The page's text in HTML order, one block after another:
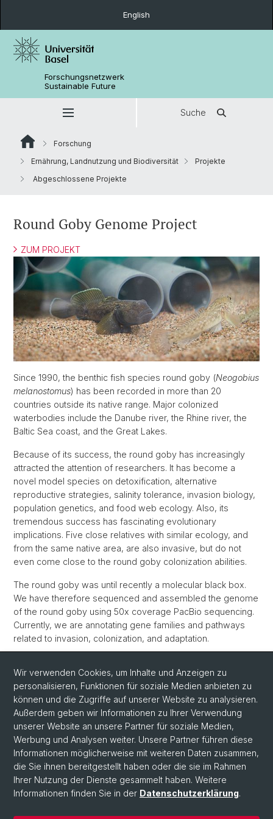
English
Forschungsnetzwerk
Sustainable Future
Suche
Forschung
Ernährung, Landnutzung und Biodiversität
Projekte
Abgeschlossene Projekte
Round Goby Genome Project
ZUM PROJEKT
Since 1990, the benthic fish species round goby (Neogobius
melanostomus) has been recorded in more than 20
countries outside its native range. Major colonized
waterbodies include the Danube river, the Rhine river, the
Baltic Sea coast, and the Great Lakes.
Because of its success, the round goby has increasingly
attracted the attention of researchers. It has become a
novel model species on detoxification, alternative
reproductive strategies, salinity tolerance, invasion biology,
population genetics, and food web ecology. Also, its
tremendous success has fascinating evolutionary
implications. Five close relatives with similar ecology, and
from the same native area, are also invasive, but do not
even come close to the round goby colonization abilities.
The round goby was until recently a molecular black box.
We have therefore sequenced and assembled the genome
of the round goby using 50x coverage PacBio sequencing.
Currently, we are annotating gene families and pathways
related to invasion, colonization, and adaptation.
Social Media
LinkedIn
Wir verwenden Cookies, um Inhalte und Anzeigen zu
personalisieren, Funktionen für soziale Medien anbieten zu
können und die Zugriffe auf unserer Website zu analysieren.
Außerdem geben wir Informationen zu Ihrer Verwendung
unserer Website an unsere Partner für soziale Medien,
Werbung und Analysen weiter. Unsere Partner führen diese
Informationen möglicherweise mit weiteren Daten zusammen,
die Sie ihnen bereitgestellt haben oder die sie im Rahmen
Ihrer Nutzung der Dienste gesammelt haben. Weitere
Informationen finden Sie in der Datenschutzerklärung.